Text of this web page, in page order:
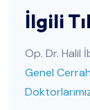
İlgili
Op. Dr. Halil
Genel